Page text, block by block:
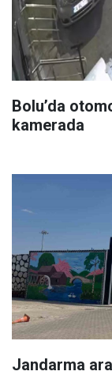
Bolu’da
kamerada
Jandarma